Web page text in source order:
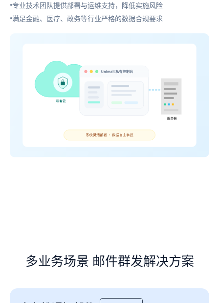
•专业技术团队提供部署与运维支持，降低实施风险
•满足金融、医疗、政务等行业严格的数据合规要求
多业务场景 邮件群发解决方案